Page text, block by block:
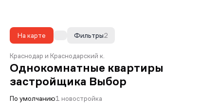
На карте 2
Фильтры
Краснодар и Краснодарский к.
Однокомнатные квартиры
застройщика Выбор
По умолчанию1 новостройка